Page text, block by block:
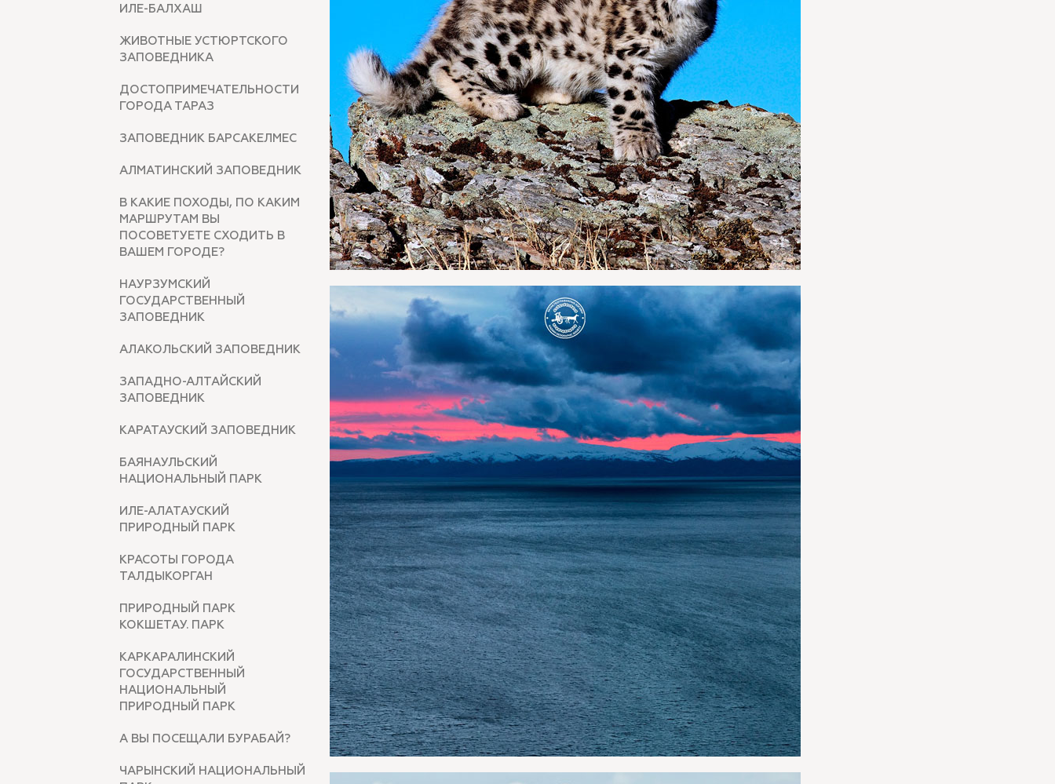
ИЛЕ-БАЛХАШ
ЖИВОТНЫЕ УСТЮРТСКОГО
ЗАПОВЕДНИКА
ДОСТОПРИМЕЧАТЕЛЬНОСТИ
ГОРОДА ТАРАЗ
ЗАПОВЕДНИК БАРСАКЕЛМЕС
АЛМАТИНСКИЙ ЗАПОВЕДНИК
В КАКИЕ ПОХОДЫ, ПО КАКИМ
МАРШРУТАМ ВЫ
ПОСОВЕТУЕТЕ СХОДИТЬ В
ВАШЕМ ГОРОДЕ?
НАУРЗУМСКИЙ
ГОСУДАРСТВЕННЫЙ
ЗАПОВЕДНИК
АЛАКОЛЬСКИЙ ЗАПОВЕДНИК
ЗАПАДНО-АЛТАЙСКИЙ
ЗАПОВЕДНИК
КАРАТАУСКИЙ ЗАПОВЕДНИК
БАЯНАУЛЬСКИЙ
НАЦИОНАЛЬНЫЙ ПАРК
ИЛЕ-АЛАТАУСКИЙ
ПРИРОДНЫЙ ПАРК
КРАСОТЫ ГОРОДА
ТАЛДЫКОРГАН
ПРИРОДНЫЙ ПАРК
КОКШЕТАУ. ПАРК
КАРКАРАЛИНСКИЙ
ГОСУДАРСТВЕННЫЙ
НАЦИОНАЛЬНЫЙ
ПРИРОДНЫЙ ПАРК
А ВЫ ПОСЕЩАЛИ БУРАБАЙ?
ЧАРЫНСКИЙ НАЦИОНАЛЬНЫЙ